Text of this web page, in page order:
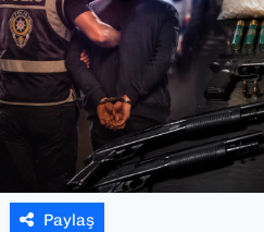
Paylaş
YAŞAM
YEREL YÖNETİMLER